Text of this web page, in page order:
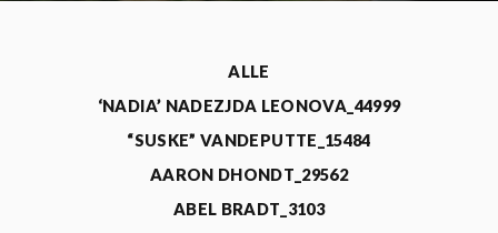
ALLE
‘NADIA’ NADEZJDA LEONOVA_44999
“SUSKE” VANDEPUTTE_15484
AARON DHONDT_29562
ABEL BRADT_3103